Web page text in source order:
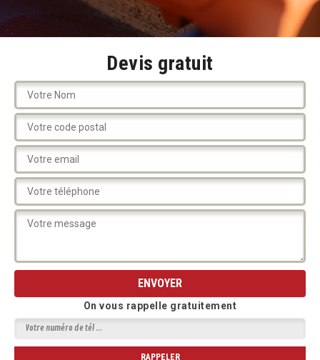
Devis gratuit
On vous rappelle gratuitement